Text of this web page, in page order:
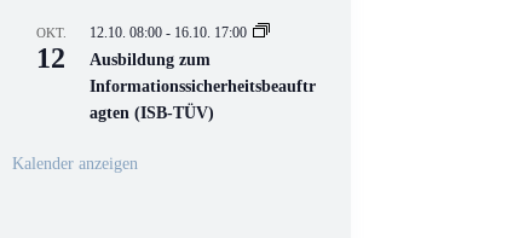
n
s
t
a
t
n
OKT.
12
12.10. 08:00 - 16.10. 17:00
Ausbildung zum
Informationssicherheitsbeauftr
agten (ISB-TÜV)
Kalender anzeigen